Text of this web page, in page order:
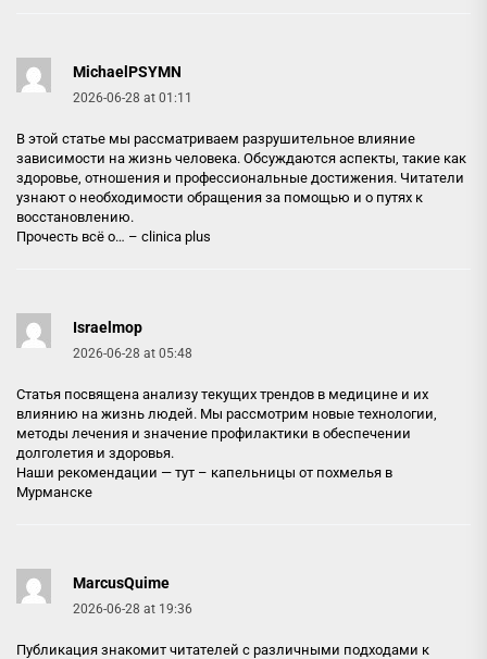
MichaelPSYMN
2026-06-28 at 01:11
В этой статье мы рассматриваем разрушительное влияние
зависимости на жизнь человека. Обсуждаются аспекты, такие как
здоровье, отношения и профессиональные достижения. Читатели
узнают о необходимости обращения за помощью и о путях к
восстановлению.
Прочесть всё о… – clinica plus
Israelmop
2026-06-28 at 05:48
Статья посвящена анализу текущих трендов в медицине и их
влиянию на жизнь людей. Мы рассмотрим новые технологии,
методы лечения и значение профилактики в обеспечении
долголетия и здоровья.
Наши рекомендации — тут – капельницы от похмелья в
Мурманске
MarcusQuime
2026-06-28 at 19:36
Публикация знакомит читателей с различными подходами к